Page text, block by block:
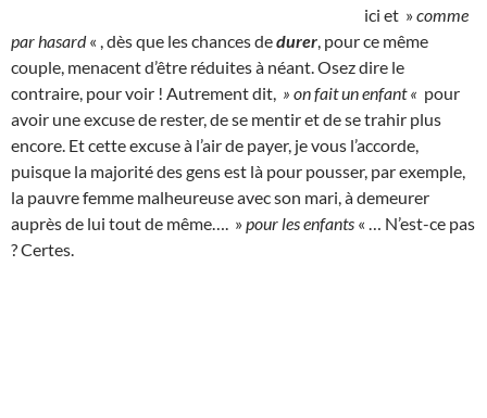
ici et »comme
par hasard« , dès que les chances dedurer , pour ce même
couple, menacent d’être réduites à néant. Osez dire le
contraire, pour voir ! Autrement dit, » on fait un enfant « pour
avoir une excuse de rester, de se mentir et de se trahir plus
encore. Et cette excuse à l’air de payer, je vous l’accorde,
puisque la majorité des gens est là pour pousser, par exemple,
la pauvre femme malheureuse avec son mari, à demeurer
auprès de lui tout de même…. »pour les enfants « … N’est-ce pas
? Certes.